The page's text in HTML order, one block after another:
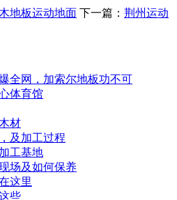
地板运动地面 下一篇： 荆州运动
全网，加索尔地板功不可
体育馆
材
及加工过程
工基地
场及如何保养
这里
些